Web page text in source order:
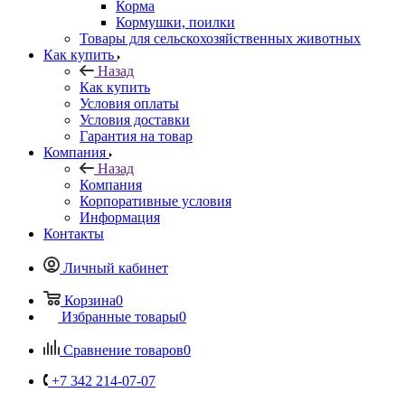
Корма
Кормушки, поилки
Товары для сельскохозяйственных животных
Как купить
Назад
Как купить
Условия оплаты
Условия доставки
Гарантия на товар
Компания
Назад
Компания
Корпоративные условия
Информация
Контакты
Личный кабинет
Корзина0
Избранные товары0
Сравнение товаров0
+7 342 214-07-07